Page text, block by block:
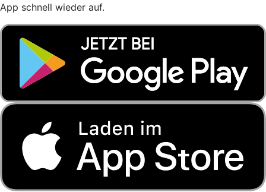
App schnell wieder auf.